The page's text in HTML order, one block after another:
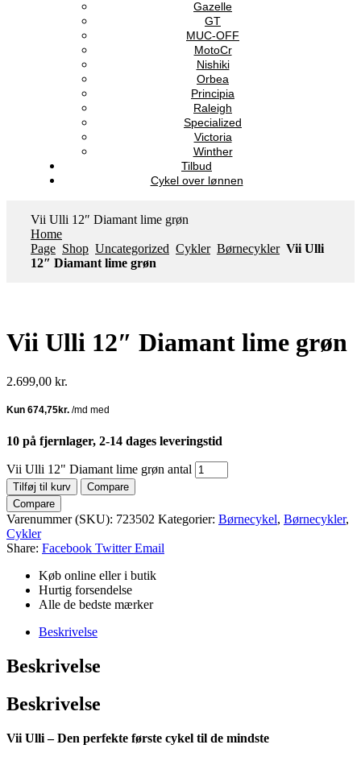
Gazelle
GT
MUC-OFF
MotoCr
Nishiki
Orbea
Principia
Raleigh
Specialized
Victoria
Winther
Tilbud
Cykel over lønnen
Vii Ulli 12″ Diamant lime grøn
Home
Page Shop Uncategorized Cykler Børnecykler Vii Ulli
12″ Diamant lime grøn
Vii Ulli 12″ Diamant lime grøn
2.699,00 kr.
10 på fjernlager, 2-14 dages leveringstid
Vii Ulli 12" Diamant lime grøn antal
Tilføj til kurv
Compare
Compare
Varenummer (SKU): 723502 Kategorier: Børnecykel, Børnecykler,
Cykler
Share: Facebook Twitter Email
Køb online eller i butik
Hurtig forsendelse
Alle de bedste mærker
Beskrivelse
Beskrivelse
Beskrivelse
Vii Ulli – Den perfekte første cykel til de mindste